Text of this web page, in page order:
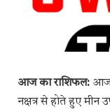
आज का राशिफल: आज
नक्षत्र से होते हुए मीन